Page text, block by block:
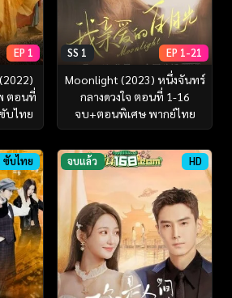
EP 1
ตอนที่
บไทย
SS 1 EP 1-21
Moonlight (2023) หนึ่งจันทร์
กลางดวงใจ ตอนที่ 1-16
จบ+ตอนพิเศษ พากย์ไทย
ซับไทย จบแล้ว HD